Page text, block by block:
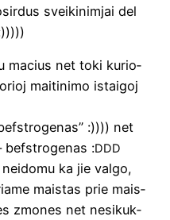
svei­ki­ni­mjai del
macius net toki kurio­
mai­ti­ni­mo istai­goj
:)))) net
:DDD
ka jie val­go,
mais­tas prie mais­
zmo­nes net nesi­kuk­